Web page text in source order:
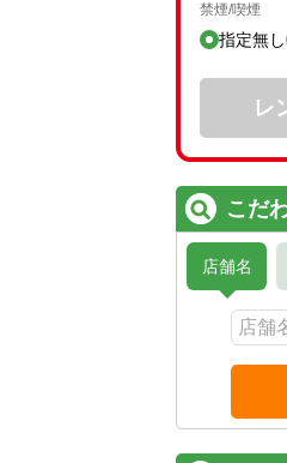
禁煙/喫煙
指定無し
レ
こだ
店舗名